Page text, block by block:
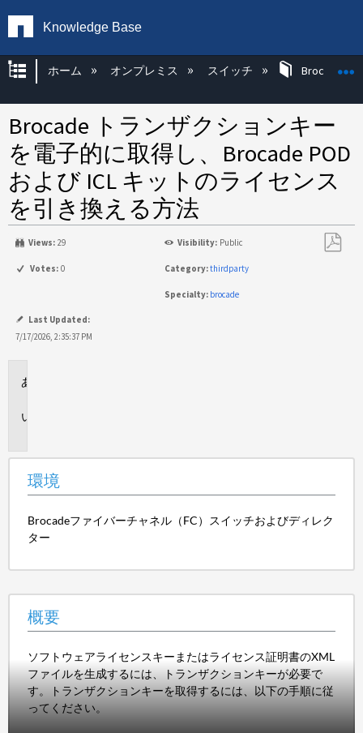
Knowledge Base
グローバル階層を展開/折りたたむ
ホーム オンプレミス スイッチ Brocade KB
Brocade トランザクションキー
を電子的に取得し、Brocade POD
および ICL キットのライセンス
を引き換える方法
Views: 29 Visibility: Public
Votes: 0 Category:thirdparty
Specialty: brocade
Last Updated:
7/17/2026, 2:35:37 PM
環境
Brocadeファイバーチャネル（FC）スイッチおよびディレク
ター
概要
ソフトウェアライセンスキーまたはライセンス証明書のXML
ファイルを生成するには、トランザクションキーが必要で
す。トランザクションキーを取得するには、以下の手順に従
ってください。